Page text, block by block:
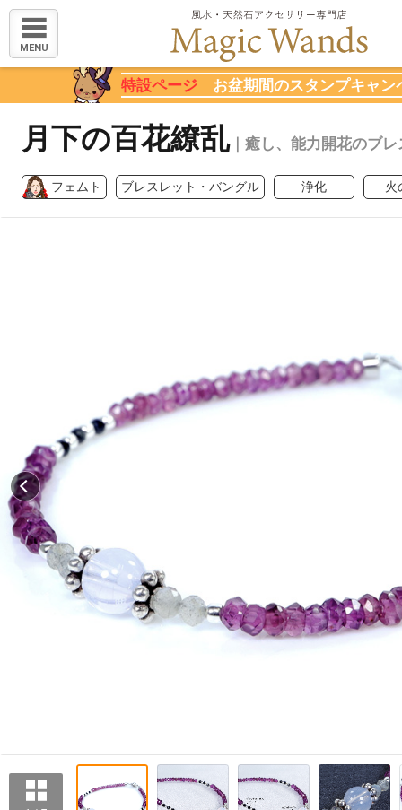
MENU
特設ページ お盆期間のスタンプキャン
月下の百花繚乱｜癒し、能力開花のブレ
フェムト ブレスレット・バングル 浄化 火